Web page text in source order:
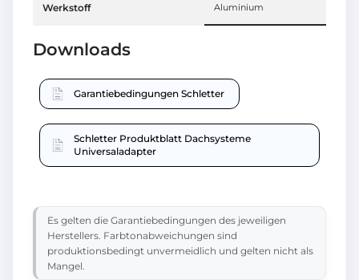
Werkstoff Aluminium
Downloads
Garantiebedingungen Schletter
Schletter Produktblatt Dachsysteme
Universaladapter
Es gelten die Garantiebedingungen des jeweiligen
Herstellers. Farbtonabweichungen sind
produktionsbedingt unvermeidlich und gelten nicht als
Mangel.